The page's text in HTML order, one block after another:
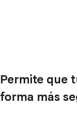
Permite que
forma más